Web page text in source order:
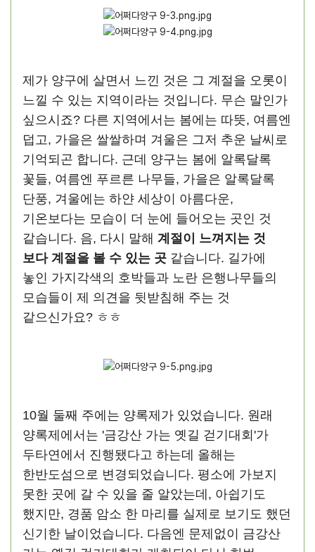
제가 양구에 살면서 느낀 것은 그 계절을 오롯이
느낄 수 있는 지역이라는 것입니다. 무슨 말인가
싶으시죠? 다른 지역에서는 봄에는 따뜻, 여름엔
덥고, 가을은 쌀쌀하며 겨울은 그저 추운 날씨로
기억되곤 합니다. 근데 양구는 봄에 알록달록
꽃들, 여름엔 푸르른 나무들, 가을은 알록달록
단풍, 겨울에는 하얀 세상이 아름다운,
기온보다는 모습이 더 눈에 들어오는 곳인 것
같습니다. 음, 다시 말해 계절이 느껴지는 것
보다 계절을 볼 수 있는 곳 같습니다. 길가에
놓인 가지각색의 호박들과 노란 은행나무들의
모습들이 제 의견을 뒷받침해 주는 것
같으신가요? ㅎㅎ
10월 둘째 주에는 양록제가 있었습니다. 원래
양록제에서는 '금강산 가는 옛길 걷기대회'가
두타연에서 진행됐다고 하는데 올해는
한반도섬으로 변경되었습니다. 평소에 가보지
못한 곳에 갈 수 있을 줄 알았는데, 아쉽기도
했지만, 경품 암소 한 마리를 실제로 보기도 했던
신기한 날이었습니다. 다음엔 문제없이 금강산